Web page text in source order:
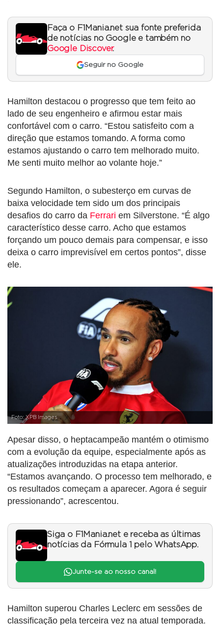
Faça o F1Mania.net sua fonte preferida
de notícias no Google e também no
Google Discover.
Seguir no Google
Hamilton destacou o progresso que tem feito ao
lado de seu engenheiro e afirmou estar mais
confortável com o carro. “Estou satisfeito com a
direção que estamos tomando. A forma como
estamos ajustando o carro tem melhorado muito.
Me senti muito melhor ao volante hoje.”
Segundo Hamilton, o subesterço em curvas de
baixa velocidade tem sido um dos principais
desafios do carro da Ferrari em Silverstone. “É algo
característico desse carro. Acho que estamos
forçando um pouco demais para compensar, e isso
deixa o carro imprevisível em certos pontos”, disse
ele.
Foto: XPB Images
Apesar disso, o heptacampeão mantém o otimismo
com a evolução da equipe, especialmente após as
atualizações introduzidas na etapa anterior.
“Estamos avançando. O processo tem melhorado, e
os resultados começam a aparecer. Agora é seguir
pressionando”, acrescentou.
Siga o F1Mania.net e receba as últimas
notícias da Fórmula 1 pelo WhatsApp.
Junte-se ao nosso canal!
Hamilton superou Charles Leclerc em sessões de
classificação pela terceira vez na atual temporada.